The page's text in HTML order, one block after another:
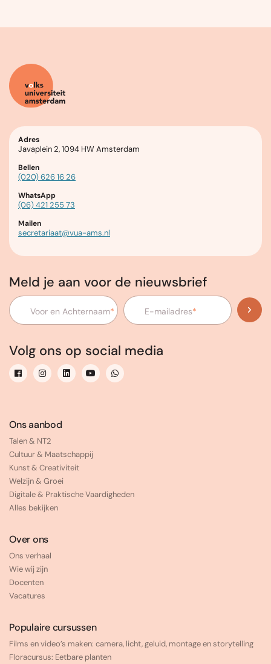
Adres
Javaplein 2, 1094 HW Amsterdam
Bellen
(020) 626 16 26
WhatsApp
(06) 421 255 73
Mailen
secretariaat@vua-ams.nl
Meld je aan voor de nieuwsbrief
Voor en Achternaam* E-mailadres*
Volg ons op social media
Ons aanbod
Talen & NT2
Cultuur & Maatschappij
Kunst & Creativiteit
Welzijn & Groei
Digitale & Praktische Vaardigheden
Alles bekijken
Over ons
Ons verhaal
Wie wij zijn
Docenten
Vacatures
Populaire cursussen
Films en video’s maken: camera, licht, geluid, montage en storytelling
Floracursus: Eetbare planten